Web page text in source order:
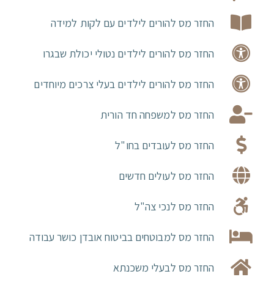
החזר מס להורים לילדים עם לקות למידה
החזר מס להורים לילדים נטולי יכולת שבגרו
החזר מס להורים לילדים בעלי צרכים מיוחדים
החזר מס למשפחה חד הורית
החזר מס לעובדים בחו"ל
החזר מס לעולים חדשים
החזר מס לנכי צה"ל
החזר מס למבוטחים בביטוח אובדן כושר עבודה
החזר מס לבעלי משכנתא